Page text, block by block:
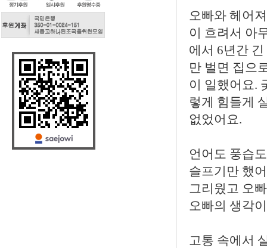
오빠와 헤어
이 흐려서 아
에서 6년간
만 벌면 집으
이 일했어요.
렇게 힘들게
없었어요.
언어도 풍습
슬프기만 했
그리웠고 오
오빠의 생각
고통 속에서